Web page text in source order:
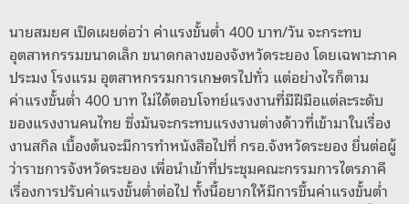
นายสมยศ เปิดเผยต่อว่า ค่าแรงขั้นต่ำ 400 บาท/วัน จะกระทบ
อุตสาหกรรมขนาดเล็ก ขนาดกลางของจังหวัดระยอง โดยเฉพาะภาค
ประมง โรงแรม อุตสาหกรรมการเกษตรไปทั่ว แต่อย่างไรก็ตาม
ค่าแรงขั้นต่ำ 400 บาท ไม่ได้ตอบโจทย์แรงงานที่มีฝีมือแต่ละระดับ
ของแรงงานคนไทย ซึ่งมันจะกระทบแรงงานต่างด้าวที่เข้ามาในเรื่อง
งานสกิล เบื้องต้นจะมีการทำหนังสือไปที่ กรอ.จังหวัดระยอง ยื่นต่อผู้
ว่าราชการจังหวัดระยอง เพื่อนำเข้าที่ประชุมคณะกรรมการไตรภาคี
เรื่องการปรับค่าแรงขั้นต่ำต่อไป ทั้งนี้อยากให้มีการขึ้นค่าแรงขั้นต่ำ